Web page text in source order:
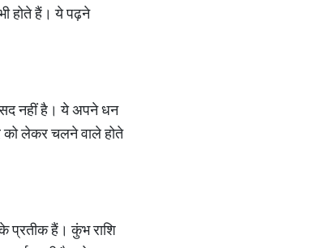
होते हैं। ये पढ़ने
नहीं है। ये अपने धन
को लेकर चलने वाले होते
प्रतीक हैं। कुंभ राशि